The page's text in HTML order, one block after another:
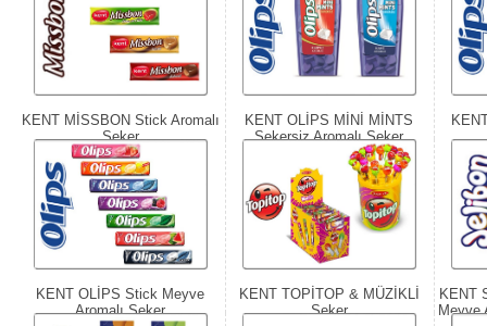
KENT MİSSBON Stick Aromalı
Şeker
KENT OLİPS MİNİ MİNTS
Şekersiz Aromalı Şeker
KENT OLİPS Stick Meyve
Aromalı Şeker
KENT TOPİTOP & MÜZİKLİ
Şeker
KENT
Meyve